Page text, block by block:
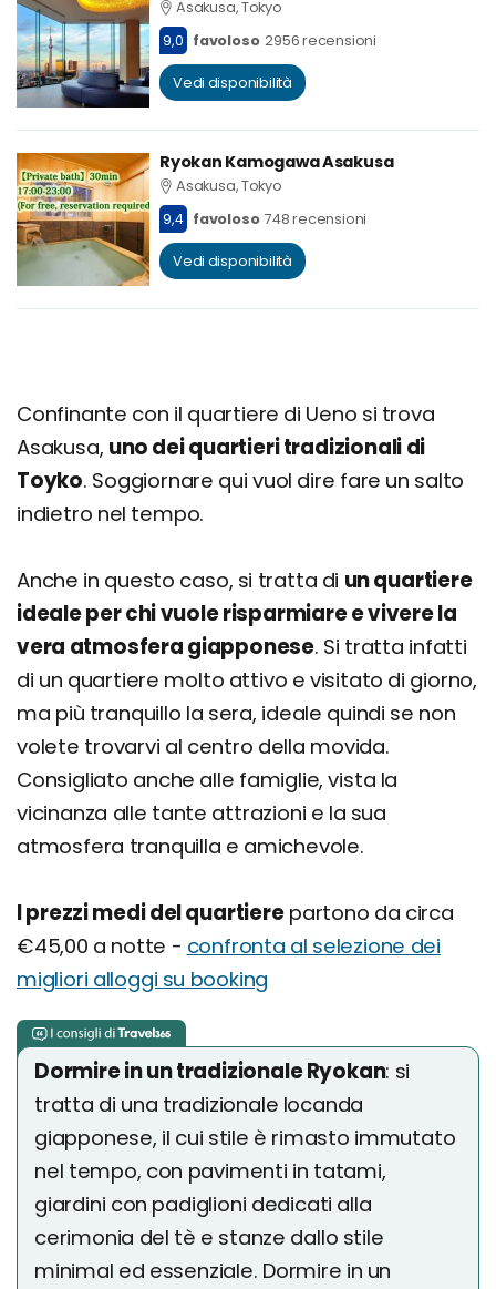
Asakusa, Tokyo
9,0 favoloso 2956 recensioni
Vedi disponibilità
Ryokan Kamogawa Asakusa
Asakusa, Tokyo
9,4 favoloso 748 recensioni
Vedi disponibilità
Confinante con il quartiere di Ueno si trova
Asakusa, uno dei quartieri tradizionali di
Toyko. Soggiornare qui vuol dire fare un salto
indietro nel tempo.
Anche in questo caso, si tratta di un quartiere
ideale per chi vuole risparmiare e vivere la
vera atmosfera giapponese. Si tratta infatti
di un quartiere molto attivo e visitato di giorno,
ma più tranquillo la sera, ideale quindi se non
volete trovarvi al centro della movida.
Consigliato anche alle famiglie, vista la
vicinanza alle tante attrazioni e la sua
atmosfera tranquilla e amichevole.
I prezzi medi del quartierepartono da circa
€45,00 a notte - confronta al selezione dei
migliori alloggi su booking
Dormire in un tradizionale Ryokan: si
tratta di una tradizionale locanda
giapponese, il cui stile è rimasto immutato
nel tempo, con pavimenti in tatami,
giardini con padiglioni dedicati alla
cerimonia del tè e stanze dallo stile
minimal ed essenziale. Dormire in un